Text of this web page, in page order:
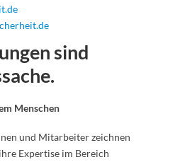
sind
Menschen
und Mitarbeiter zeichnen
Expertise im Bereich